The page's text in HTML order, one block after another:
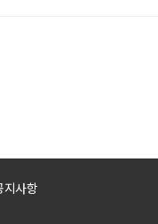
지사항